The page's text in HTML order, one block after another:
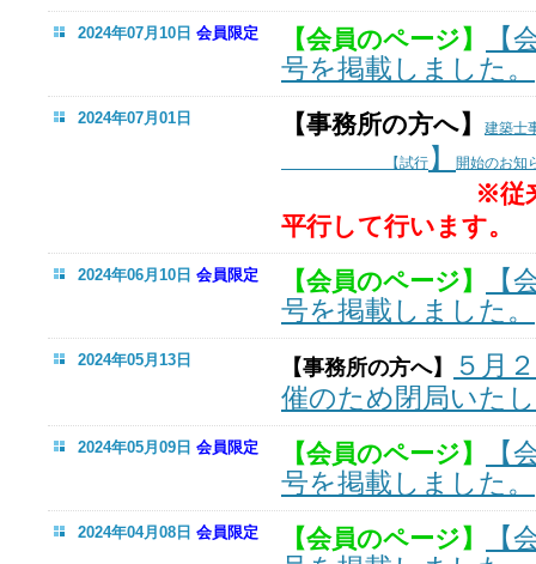
2024年07月10日 会員限定 【会員のページ】
【
号を掲載しました。
2024年07月01日 【事務所の方へ】 建築士
【試行 】 開始のお知
※従
平行して行います。
2024年06月10日 会員限定 【会員のページ】
【
号を掲載しました。
2024年05月13日 【事務所の方へ】
５月
催のため閉局いた
2024年05月09日 会員限定 【会員のページ】
【
号を掲載しました。
2024年04月08日 会員限定 【会員のページ】
【